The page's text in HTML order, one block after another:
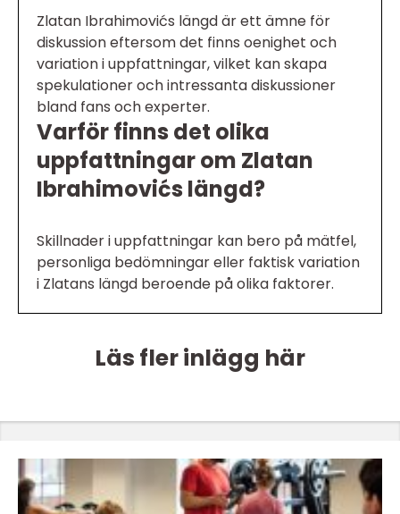
Zlatan Ibrahimovićs längd är ett ämne för
diskussion eftersom det finns oenighet och
variation i uppfattningar, vilket kan skapa
spekulationer och intressanta diskussioner
bland fans och experter.
Varför finns det olika
uppfattningar om Zlatan
Ibrahimovićs längd?
Skillnader i uppfattningar kan bero på mätfel,
personliga bedömningar eller faktisk variation
i Zlatans längd beroende på olika faktorer.
Läs fler inlägg här